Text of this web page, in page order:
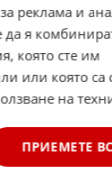
за
-
и
реклама и
я
която сте им
или която са
на
ПРИЕМЕТЕ